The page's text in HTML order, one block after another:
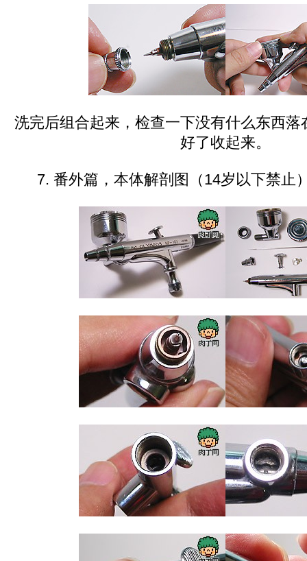
洗完后组合起来，检查一下没有什么东西落
好了收起来。
7. 番外篇，本体解剖图（14岁以下禁止